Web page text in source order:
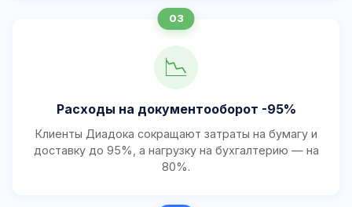
📉
Расходы на документооборот -95%
Клиенты Диадока сокращают затраты на бумагу и
доставку до 95%, а нагрузку на бухгалтерию — на
80%.